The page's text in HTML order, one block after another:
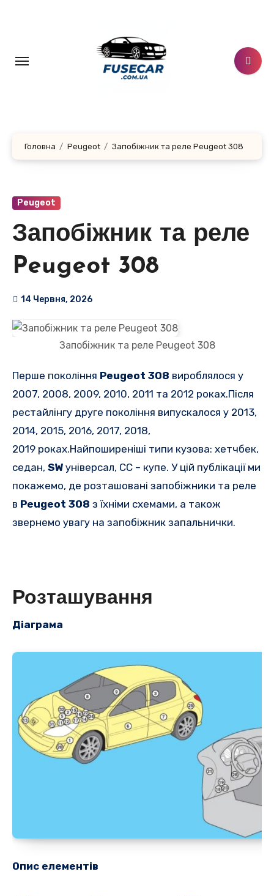
Головна Peugeot Запобіжник та реле Peugeot 308
Peugeot
Запобіжник та реле
Peugeot 308
14 Червня, 2026
Запобіжник та реле Peugeot 308
Перше покоління Peugeot 308 вироблялося у
2007, 2008, 2009, 2010, 2011 та 2012 роках.Після
рестайлінгу друге покоління випускалося у 2013,
2014, 2015, 2016, 2017, 2018,
2019 роках.Найпоширеніші типи кузова: хетчбек,
седан, SW універсал, CC – купе. У цій публікації ми
покажемо, де розташовані запобіжники та реле
в Peugeot 308 з їхніми схемами, а також
звернемо увагу на запобіжник запальнички.
Розташування
Діаграма
Опис елементів